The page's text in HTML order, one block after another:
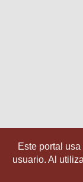
Este portal
usuario. Al